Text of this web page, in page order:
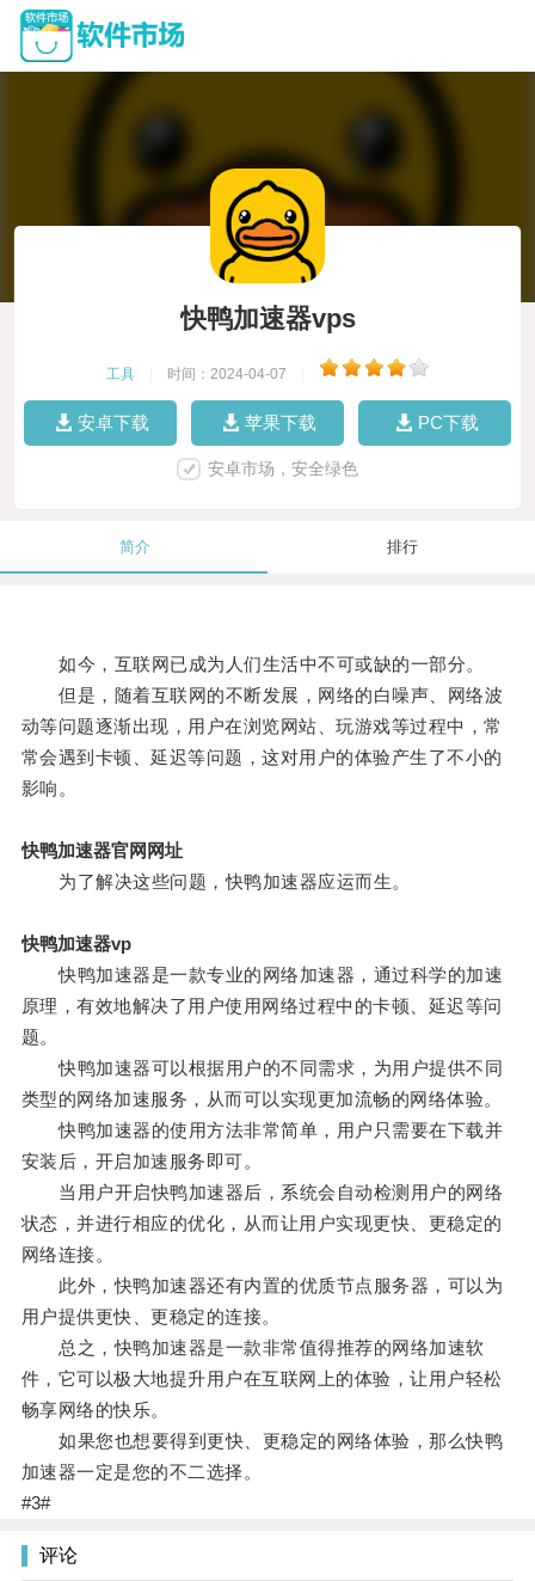
快鸭加速器vps
工具 时间：2024-04-07
安卓下载 苹果下载 PC下载
安卓市场，安全绿色
简介 排行
如今，互联网已成为人们生活中不可或缺的一部分。
但是，随着互联网的不断发展，网络的白噪声、网络波
动等问题逐渐出现，用户在浏览网站、玩游戏等过程中，常
常会遇到卡顿、延迟等问题，这对用户的体验产生了不小的
影响。
快鸭加速器官网网址
为了解决这些问题，快鸭加速器应运而生。
快鸭加速器vp
快鸭加速器是一款专业的网络加速器，通过科学的加速
原理，有效地解决了用户使用网络过程中的卡顿、延迟等问
题。
快鸭加速器可以根据用户的不同需求，为用户提供不同
类型的网络加速服务，从而可以实现更加流畅的网络体验。
快鸭加速器的使用方法非常简单，用户只需要在下载并
安装后，开启加速服务即可。
当用户开启快鸭加速器后，系统会自动检测用户的网络
状态，并进行相应的优化，从而让用户实现更快、更稳定的
网络连接。
此外，快鸭加速器还有内置的优质节点服务器，可以为
用户提供更快、更稳定的连接。
总之，快鸭加速器是一款非常值得推荐的网络加速软
件，它可以极大地提升用户在互联网上的体验，让用户轻松
畅享网络的快乐。
如果您也想要得到更快、更稳定的网络体验，那么快鸭
加速器一定是您的不二选择。
#3#
评论